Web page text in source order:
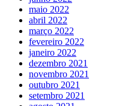
maio 2022
abril 2022
março 2022
fevereiro 2022
janeiro 2022
dezembro 2021
novembro 2021
outubro 2021
setembro 2021